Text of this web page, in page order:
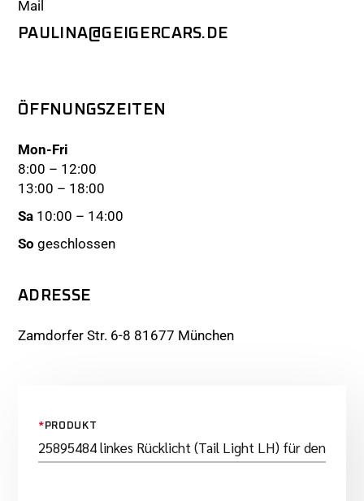
Mail
PAULINA@GEIGERCARS.DE
ÖFFNUNGSZEITEN
Mon-Fri
8:00 – 12:00
13:00 – 18:00
Sa 10:00 – 14:00
So geschlossen
ADRESSE
Zamdorfer Str. 6-8 81677 München
* PRODUKT